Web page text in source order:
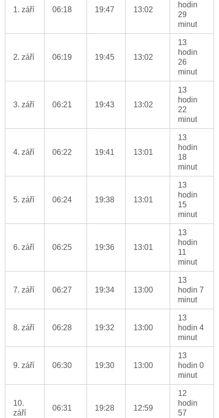
1. září 06:18 19:47 13:02
hodin
29
minut
2. září 06:19 19:45 13:02
13
hodin
26
minut
3. září 06:21 19:43 13:02
13
hodin
22
minut
4. září 06:22 19:41 13:01
13
hodin
18
minut
5. září 06:24 19:38 13:01
13
hodin
15
minut
6. září 06:25 19:36 13:01
13
hodin
11
minut
7. září 06:27 19:34 13:00
13
hodin 7
minut
8. září 06:28 19:32 13:00
13
hodin 4
minut
9. září 06:30 19:30 13:00
13
hodin 0
minut
10.
září
06:31 19:28 12:59
12
hodin
57